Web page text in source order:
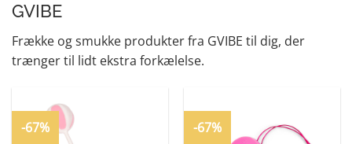
GVIBE
Frække og smukke produkter fra GVIBE til dig, der
trænger til lidt ekstra forkælelse.
-67% -67%